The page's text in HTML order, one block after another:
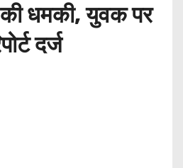
धमकी, युवक पर
दर्ज